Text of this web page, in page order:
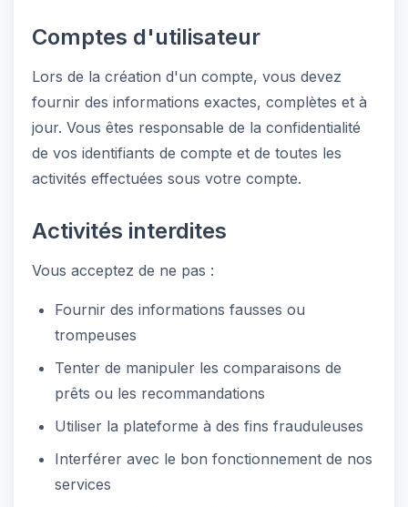
Comptes d'utilisateur
Lors de la création d'un compte, vous devez
fournir des informations exactes, complètes et à
jour. Vous êtes responsable de la confidentialité
de vos identifiants de compte et de toutes les
activités effectuées sous votre compte.
Activités interdites
Vous acceptez de ne pas :
Fournir des informations fausses ou
trompeuses
Tenter de manipuler les comparaisons de
prêts ou les recommandations
Utiliser la plateforme à des fins frauduleuses
Interférer avec le bon fonctionnement de nos
services